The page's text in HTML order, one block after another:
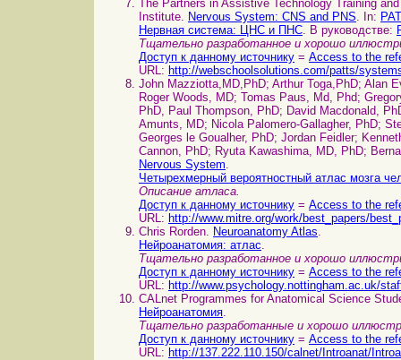
The Partners in Assistive Technology Training
Institute. Nervous System: CNS and PNS. In:
Нервная система: ЦНС и ПНС. В руководстве:
Тщательно разработанное и хорошо
Доступ к данному источнику = Access to the
URL: http://webschoolsolutions.com/patts/
John Mazziotta,MD,PhD; Arthur Toga,PhD; Alan
Roger Woods, MD; Tomas Paus, Md, Phd;
PhD, Paul Thompson, PhD; David Macdonald,
Amunts, MD; Nicola Palomero-Gallagher, PhD;
Georges le Goualher, PhD; Jordan Feidler;
Cannon, PhD; Ryuta Kawashima, MD, PhD;
Nervous System.
Четырехмерный вероятностный атлас мозга
Описание атласа.
Доступ к данному источнику = Access to the
URL: http://www.mitre.org/work/best_papers/
Chris Rorden. Neuroanatomy Atlas.
Нейроанатомия: атлас.
Тщательно разработанное и хорошо
Доступ к данному источнику = Access to the
URL: http://www.psychology.nottingham.ac.uk/
CALnet Programmes for Anatomical Science
Нейроанатомия.
Тщательно разработанные и хорошо
Доступ к данному источнику = Access to the
URL: http://137.222.110.150/calnet/Introanat/